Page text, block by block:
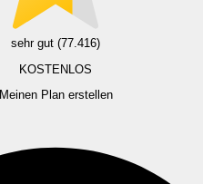
sehr gut (77.416)
KOSTENLOS
Meinen Plan erstellen